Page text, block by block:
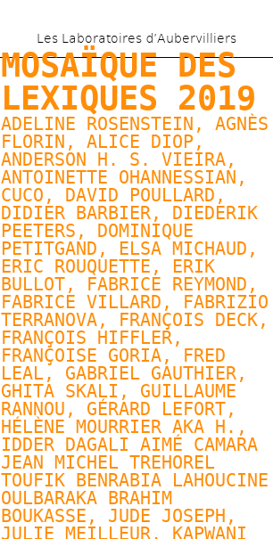
Les Laboratoires d’Aubervilliers
MOSAÏQUE DES
LEXIQUES 2019
ADELINE ROSENSTEIN, AGNÈS
FLORIN , ALICE DIOP,
ANDERSON H. S. VIEIRA,
ANTOINETTE OHANNESSIAN ,
CUCO, DAVID POULLARD ,
DIDIER BARBIER, DIEDERIK
PEETERS , DOMINIQUE
PETITGAND , ELSA MICHAUD ,
ERIC ROUQUETTE, ERIK
BULLOT, FABRICE REYMOND,
FABRICE VILLARD , FABRIZIO
TERRANOVA, FRANÇOIS DECK,
FRANÇOIS HIFFLER,
FRANÇOISE GORIA, FRED
LEAL, GABRIEL GAUTHIER,
GHITA SKALI, GUILLAUME
RANNOU , GÉRARD LEFORT,
HÉLÈNE MOURRIER AKA H.,
IDDER DAGALI AIMÉ CAMARA
JEAN MICHEL TREHOREL
TOUFIK BENRABIA LAHOUCINE
OULBARAKA BRAHIM
BOUKASSE, JUDE JOSEPH,
JULIE MEILLEUR, KAPWANI